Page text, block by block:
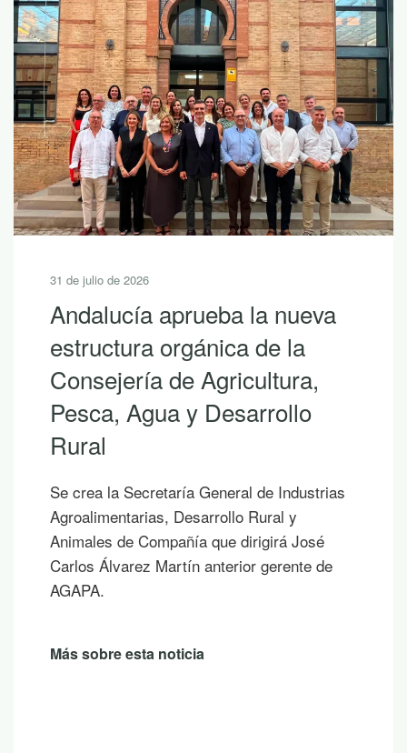
30 de julio de 2026
10 lecturas de verano para
descubrir la riqueza de
Andalucía con LEADER
Si hoy es uno de esos días prometedores en
los que ya empiezas a saborear y planificar
publicaciones para leer junto al mar, bajo la
sombra de un árbol o mientras contemplas
un atardecer en la montaña.